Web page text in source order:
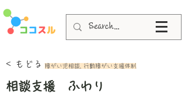
< もどる 障がい児相談, 行動障がい支援体制
相談支援 ふわり